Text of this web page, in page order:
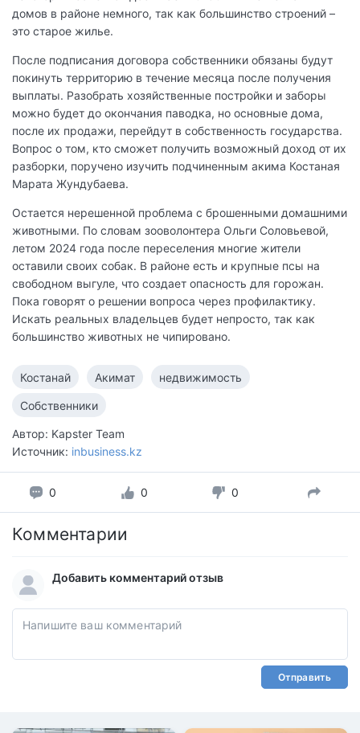
домов в районе немного, так как большинство строений –
это старое жилье.
После подписания договора собственники обязаны будут
покинуть территорию в течение месяца после получения
выплаты. Разобрать хозяйственные постройки и заборы
можно будет до окончания паводка, но основные дома,
после их продажи, перейдут в собственность государства.
Вопрос о том, кто сможет получить возможный доход от их
разборки, поручено изучить подчиненным акима Костаная
Марата Жундубаева.
Остается нерешенной проблема с брошенными домашними
животными. По словам зооволонтера Ольги Соловьевой,
летом 2024 года после переселения многие жители
оставили своих собак. В районе есть и крупные псы на
свободном выгуле, что создает опасность для горожан.
Пока говорят о решении вопроса через профилактику.
Искать реальных владельцев будет непросто, так как
большинство животных не чипировано.
Костанай Акимат недвижимость
Собственники
Автор: Kapster Team
Источник: inbusiness.kz
0 0 0
Комментарии
Добавить комментарий отзыв
Отправить